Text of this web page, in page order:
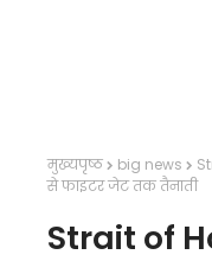
मुख्यपृष्ठ big news
से फाइटर जेट तक तैनाती
Strait of